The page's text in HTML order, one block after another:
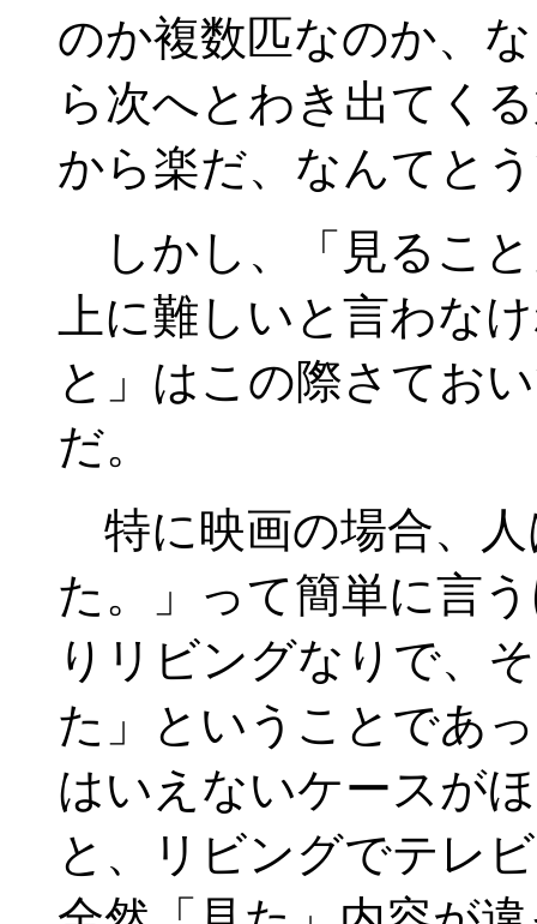
のか複数匹なのか、
ら次へとわき出てく
から楽だ、なんてと
しかし、「見るこ
上に難しいと言わな
と」はこの際さてお
だ。
特に映画の場合、
た。」って簡単に言
りリビングなりで、
た」ということであ
はいえないケースが
と、リビングでテレ